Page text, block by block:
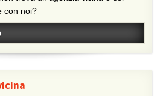
con noi?